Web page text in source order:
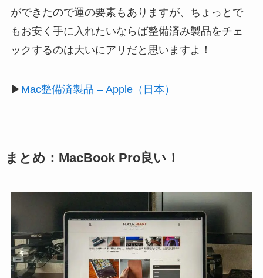
ができたので運の要素もありますが、ちょっとで
もお安く手に入れたいならば整備済み製品をチェ
ックするのは大いにアリだと思いますよ！
▶ Mac整備済製品 – Apple（日本）
まとめ：MacBook Pro良い！